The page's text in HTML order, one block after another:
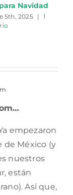
Navidad
5th, 2025 |
1
empezaron
de México (y
nuestros
están
Así que,